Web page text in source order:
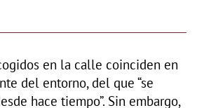
en la calle coinciden en
del entorno, del que “se
hace tiempo”. Sin embargo,